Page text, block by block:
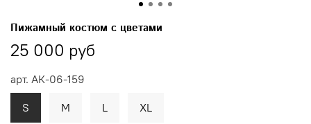
арт. АК-06-159
Пижамный костюм с цветами
25 000 руб
S M L XL